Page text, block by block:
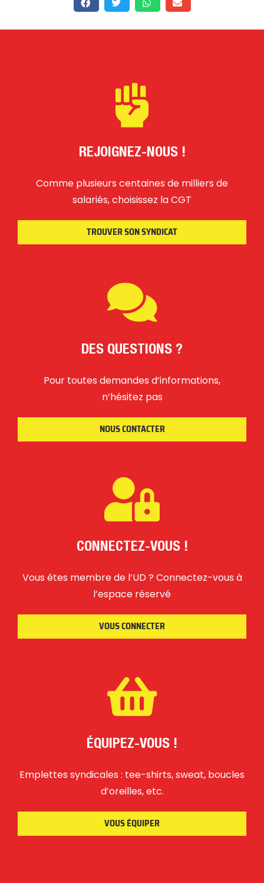
REJOIGNEZ-NOUS !
Comme plusieurs centaines de milliers de
salariés, choisissez la CGT
TROUVER SON SYNDICAT
DES QUESTIONS ?
Pour toutes demandes d’informations,
n’hésitez pas
NOUS CONTACTER
CONNECTEZ-VOUS !
Vous êtes membre de l’UD ? Connectez-vous à
l’espace réservé
VOUS CONNECTER
ÉQUIPEZ-VOUS !
Emplettes syndicales : tee-shirts, sweat, boucles
d’oreilles, etc.
VOUS ÉQUIPER